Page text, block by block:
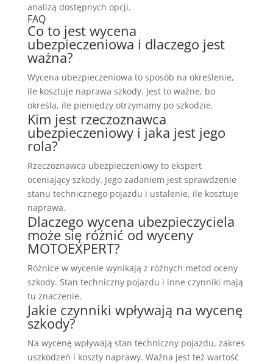
analizą dostępnych opcji.
FAQ
Co to jest wycena
ubezpieczeniowa i dlaczego jest
ważna?
Wycena ubezpieczeniowa to sposób na określenie,
ile kosztuje naprawa szkody. Jest to ważne, bo
określa, ile pieniędzy otrzymamy po szkodzie.
Kim jest rzeczoznawca
ubezpieczeniowy i jaka jest jego
rola?
Rzeczoznawca ubezpieczeniowy to ekspert
oceniający szkody. Jego zadaniem jest sprawdzenie
stanu technicznego pojazdu i ustalenie, ile kosztuje
naprawa.
Dlaczego wycena ubezpieczyciela
może się różnić od wyceny
MOTOEXPERT?
Różnice w wycenie wynikają z różnych metod oceny
szkody. Stan techniczny pojazdu i inne czynniki mają
tu znaczenie.
Jakie czynniki wpływają na wycenę
szkody?
Na wycenę wpływają stan techniczny pojazdu, zakres
uszkodzeń i koszty naprawy. Ważna jest też wartość